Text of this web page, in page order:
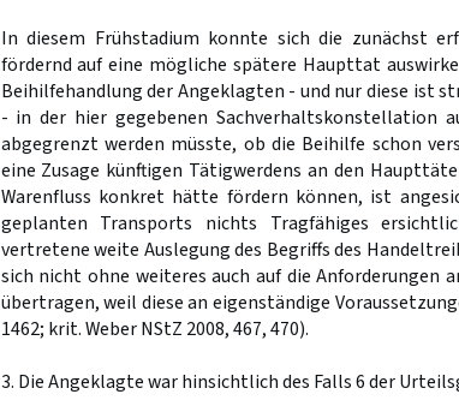
In diesem Frühstadium konnte sich die zunächst
fördernd auf eine mögliche spätere Haupttat
Beihilfehandlung der Angeklagten - und nur diese ist
- in der hier gegebenen Sachverhaltskonstellation
abgegrenzt werden müsste, ob die Beihilfe schon
eine Zusage künftigen Tätigwerdens an den
Warenfluss konkret hätte fördern können, ist
geplanten Transports nichts Tragfähiges
vertretene weite Auslegung des Begriffs des
sich nicht ohne weiteres auch auf die Anforderungen
übertragen, weil diese an eigenständige
1462; krit. Weber NStZ 2008, 467, 470).
3. Die Angeklagte war hinsichtlich des Falls 6 der